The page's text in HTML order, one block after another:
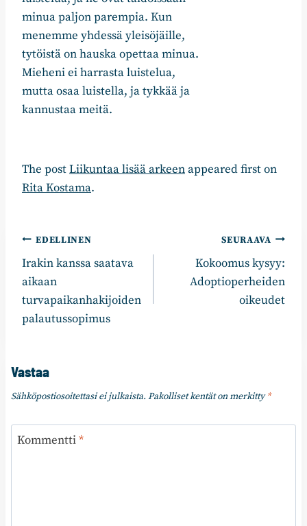
minua paljon parempia. Kun
menemme yhdessä yleisöjäille,
tytöistä on hauska opettaa minua.
Mieheni ei harrasta luistelua,
mutta osaa luistella, ja tykkää ja
kannustaa meitä.
The postLiikuntaa lisää arkeenappeared first on
Rita Kostama.
Artikkelien
selaus
EDELLINEN
Irakin kanssa saatava
aikaan
turvapaikanhakijoiden
palautussopimus
SEURAAVA
Kokoomus kysyy:
Adoptioperheiden
oikeudet
Vastaa
Sähköpostiosoitettasi ei julkaista. Pakolliset kentät on merkitty*
Kommentti*